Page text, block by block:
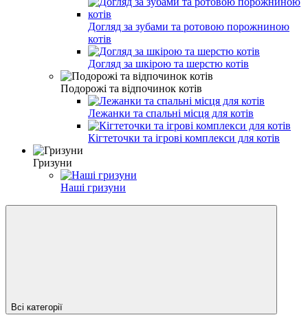
Догляд за зубами та ротовою порожниною
котів
Догляд за шкірою та шерстю котів
Подорожі та відпочинок котів
Лежанки та спальні місця для котів
Кігтеточки та ігрові комплекси для котів
Гризуни
Наші гризуни
Всі категорії